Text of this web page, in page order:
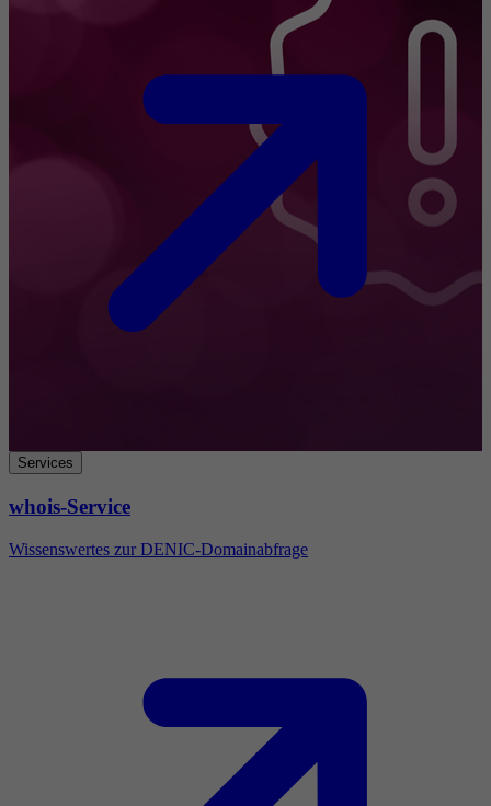
Services
whois-Service
Wissenswertes zur DENIC-Domainabfrage